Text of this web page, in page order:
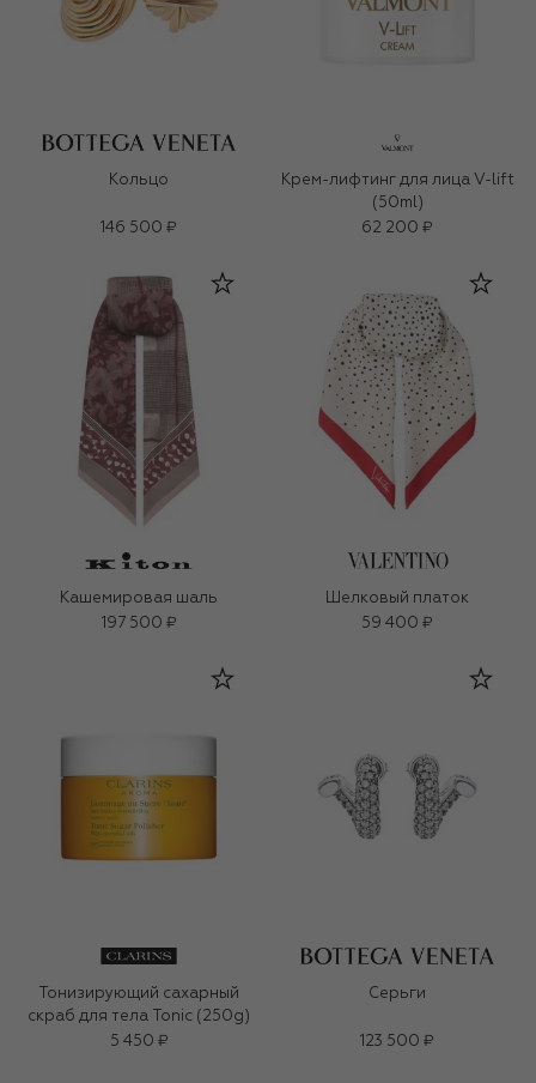
Кольцо
146 500 ₽
Крем-лифтинг для лица V-lift
(50ml)
62 200 ₽
Кашемировая шаль
197 500 ₽
Шелковый платок
59 400 ₽
Тонизирующий сахарный
скраб для тела Tonic (250g)
5 450 ₽
Серьги
123 500 ₽